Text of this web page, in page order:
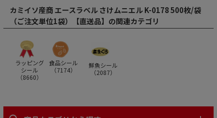
カミイソ産商 エースラベル さけムニエル K-0178 500枚/袋
（ご注文単位1袋）【直送品】の関連カテゴリ
ラッピング
シール
（8660）
食品シール
（7174）
鮮魚シール
（2087）